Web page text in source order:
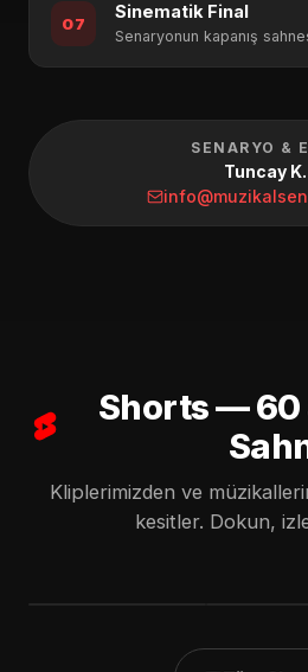
07
Sinematik Final
Senaryonun kapanış
SENARYO &
Tuncay K.
Shorts — 60
Kliplerimizden ve
kesitler. Dokun,
Dönme Artık Geri
Du Bist
💔 |